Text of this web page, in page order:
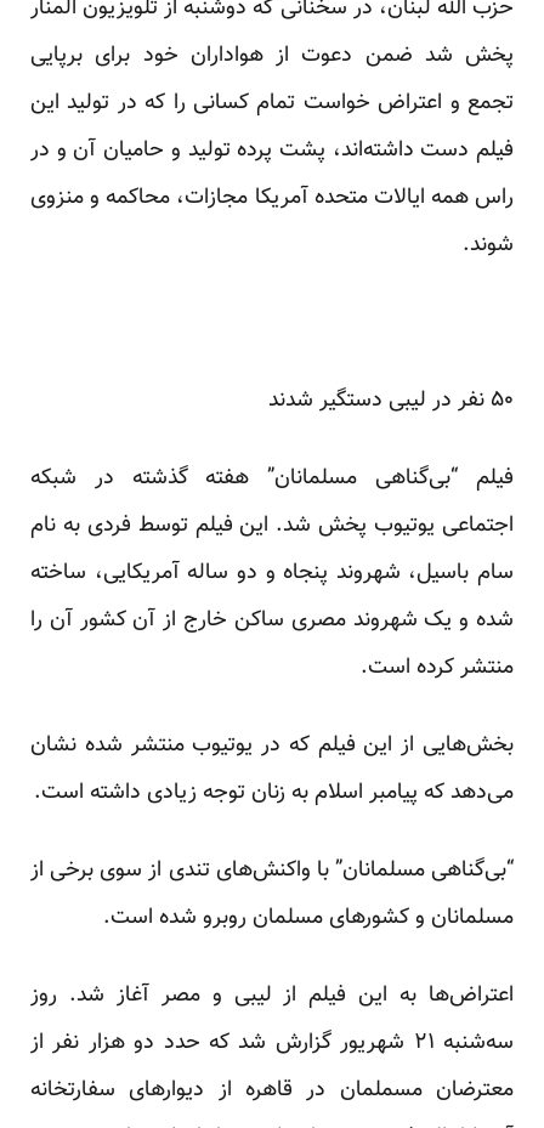
حزب الله لبنان، در سخنانی که دوشنبه از تلویزیون المنار
پخش شد ضمن دعوت از هواداران خود برای برپایی
تجمع و اعتراض خواست تمام کسانی را که در تولید این
فیلم دست داشته‌اند، پشت پرده تولید و حامیان آن و در
راس همه ایالات متحده آمریکا مجازات، محاکمه و منزوی
شوند.
۵۰ نفر در لیبی دستگیر شدند
فیلم “بی‌گناهی مسلمانان” هفته گذشته در شبکه
اجتماعی یوتیوب پخش شد. این فیلم توسط فردی به نام
سام باسیل، شهروند پنجاه و دو ساله آمریکایی، ساخته
شده و یک شهروند مصری ساکن خارج از آن کشور آن را
منتشر کرده است.
بخش‌هایی از این فیلم که در یوتیوب منتشر شده نشان
می‌دهد که پیامبر اسلام به زنان توجه زیادی داشته است.
“بی‌گناهی مسلمانان” با واکنش‌های تندی از سوی برخی از
مسلمانان و کشورهای مسلمان روبرو شده است.
اعتراض‌ها به این فیلم از لیبی و مصر آغاز شد. روز
سه‌شنبه ۲۱ شهریور گزارش شد که حدد دو هزار نفر از
معترضان مسملمان در قاهره از دیوارهای سفارتخانه